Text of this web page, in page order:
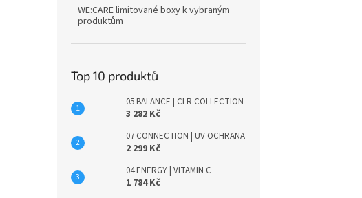
WE:CARE limitované boxy k vybraným
produktům
Top 10 produktů
05 BALANCE | CLR COLLECTION
3 282 Kč
07 CONNECTION | UV OCHRANA
2 299 Kč
04 ENERGY | VITAMIN C
1 784 Kč